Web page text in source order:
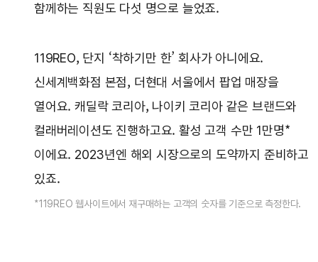
함께하는 직원도 다섯 명으로 늘었죠.
119REO, 단지 ‘착하기만 한’ 회사가 아니에요.
신세계백화점 본점, 더현대 서울에서 팝업 매장을
열어요. 캐딜락 코리아, 나이키 코리아 같은 브랜드와
컬래버레이션도 진행하고요. 활성 고객 수만 1만명*
이에요. 2023년엔 해외 시장으로의 도약까지 준비하고
있죠.
*119REO 웹사이트에서 재구매하는 고객의 숫자를 기준으로 측정한다.